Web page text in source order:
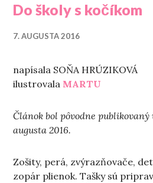
Do školy s kočíkom
7. AUGUSTA 2016
napísala SOŇA HRÚZIKOVÁ
ilustrovala MARTU
Článok bol pôvodne
augusta 2016.
Zošity, perá, zvýrazňovače,
zopár plienok. Tašky sú